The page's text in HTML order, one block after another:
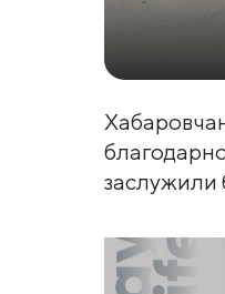
заслужили